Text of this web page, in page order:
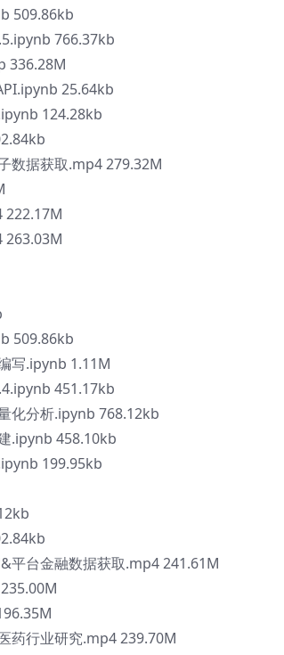
509.86kb
766.37kb
336.28M
25.64kb
124.28kb
数据获取.mp4 279.32M
509.86kb
写.ipynb 1.11M
451.17kb
化分析.ipynb 768.12kb
.ipynb 458.10kb
199.95kb
平台金融数据获取.mp4 241.61M
药行业研究.mp4 239.70M